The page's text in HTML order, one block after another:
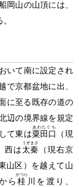
岡山の山頂には、
いて南に設定され
で京都盆地に出、
に至る既存の道の
辺の境界線を規定
て東は粟田口
あわたぐち
（現
西は太秦
うずまさ
（現右京
山区） を越えて山
ら 桂
かつら
川を渡り、